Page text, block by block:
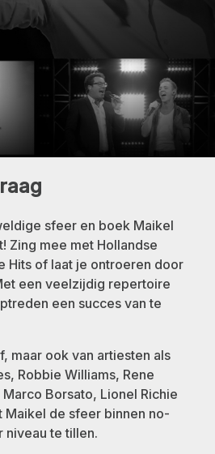
sfeer en boek Maikel
Zing mee met Hollandse
Hits of laat je ontroeren door
een veelzijdig repertoire
een succes van te
maar ook van artiesten als
Robbie Williams, Rene
Borsato, Lionel Richie
Maikel de sfeer binnen no-
niveau te tillen.